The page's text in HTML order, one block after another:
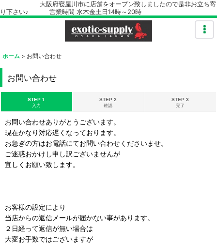
大阪府寝屋川市に店舗をオープン致しましたので是非お立ち寄
り下さい♪ 営業時間 水木金土日14時～20時
ホーム > お問い合わせ
お問い合わせ
STEP 1
入力
STEP 2
確認
STEP 3
完了
お問い合わせありがとうございます。
現在かなり対応遅くなっております。
お急ぎの方はお電話にてお問い合わせくださいませ。
ご迷惑おかけし申し訳ございませんが
宜しくお願い致します。
お客様の設定により
当店からの返信メールが届かない事があります。
２日経って返信が無い場合は
大変お手数ではございますが